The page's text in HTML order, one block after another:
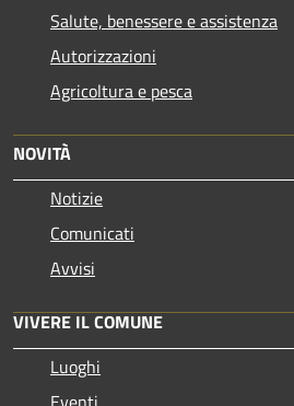
Salute, benessere e assistenza
Autorizzazioni
Agricoltura e pesca
NOVITÀ
Notizie
Comunicati
Avvisi
VIVERE IL COMUNE
Luoghi